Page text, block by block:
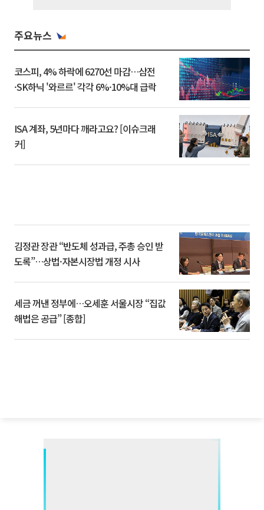
주요뉴스
코스피, 4% 하락에 6270선 마감…삼전
·SK하닉 '와르르' 각각 6%·10%대 급락
ISA 계좌, 5년마다 깨라고요? [이슈크래
커]
김정관 장관 “반도체 성과급, 주총 승인 받
도록”…상법·자본시장법 개정 시사
세금 꺼낸 정부에…오세훈 서울시장 “집값
해법은 공급” [종합]